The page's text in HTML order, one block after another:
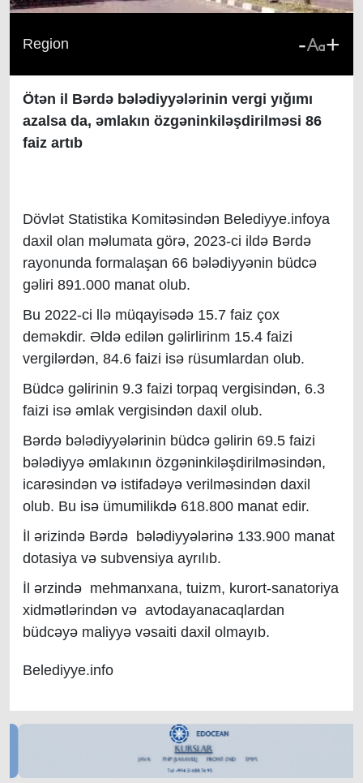
Region - +
Ötən il Bərdə bələdiyyələrinin vergi yığımı
azalsa da, əmlakın özgəninkiləşdirilməsi 86
faiz artıb
Dövlət Statistika Komitəsindən Belediyye.infoya
daxil olan məlumata görə, 2023-ci ildə Bərdə
rayonunda formalaşan 66 bələdiyyənin büdcə
gəliri 891.000 manat olub.
Bu 2022-ci llə müqayisədə 15.7 faiz çox
deməkdir. Əldə edilən gəlirlirinm 15.4 faizi
vergilərdən, 84.6 faizi isə rüsumlardan olub.
Büdcə gəlirinin 9.3 faizi torpaq vergisindən, 6.3
faizi isə əmlak vergisindən daxil olub.
Bərdə bələdiyyələrinin büdcə gəlirin 69.5 faizi
bələdiyyə əmlakının özgəninkiləşdirilməsindən,
icarəsindən və istifadəyə verilməsindən daxil
olub. Bu isə ümumilikdə 618.800 manat edir.
İl ərizində Bərdə bələdiyyələrinə 133.900 manat
dotasiya və subvensiya ayrılıb.
İl ərzində mehmanxana, tuizm, kurort-sanatoriya
xidmətlərindən və avtodayanacaqlardan
büdcəyə maliyyə vəsaiti daxil olmayıb.
Belediyye.info